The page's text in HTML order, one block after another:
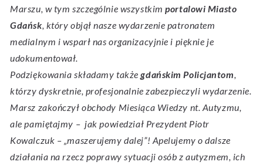
Marszu, w tym szczególnie wszystkimportalowi Miasto
Gdańsk, który objął nasze wydarzenie patronatem
medialnym i wsparł nas organizacyjnie i pięknie je
udokumentował.
Podziękowania składamy takżegdańskim Policjantom,
którzy dyskretnie, profesjonalnie zabezpieczyli wydarzenie.
Marsz zakończył obchody Miesiąca Wiedzy nt. Autyzmu,
ale pamiętajmy – jak powiedział Prezydent Piotr
Kowalczuk – „maszerujemy dalej”! Apelujemy o dalsze
działania na rzecz poprawy sytuacji osób z autyzmem, ich